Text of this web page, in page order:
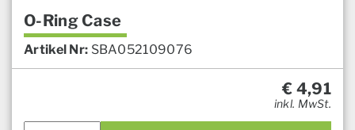
O-Ring Case
Artikel Nr: SBA052109076
€ 4,91
inkl. MwSt.